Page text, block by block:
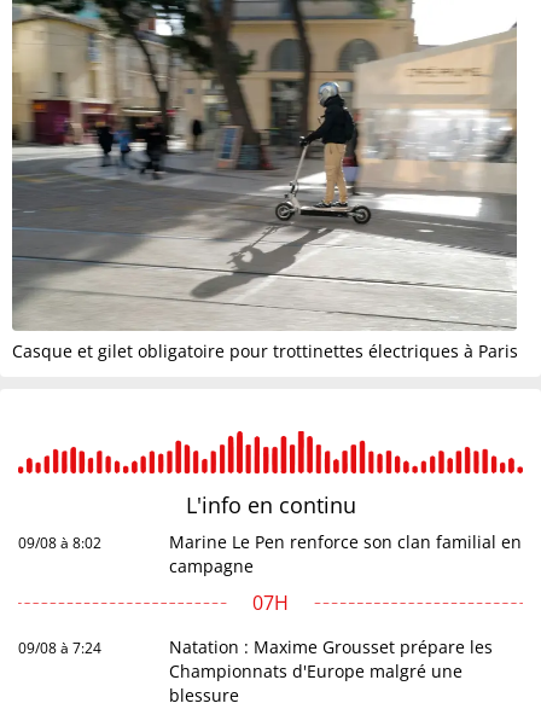
Casque et gilet obligatoire pour trottinettes électriques à Paris
L'info en continu
09/08 à 8:02
Marine Le Pen renforce son clan familial en
campagne
07H
09/08 à 7:24
Natation : Maxime Grousset prépare les
Championnats d'Europe malgré une
blessure